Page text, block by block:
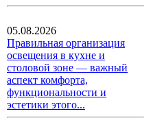
05.08.2026
Правильная организация
освещения в кухне и
столовой зоне — важный
аспект комфорта,
функциональности и
эстетики этого...